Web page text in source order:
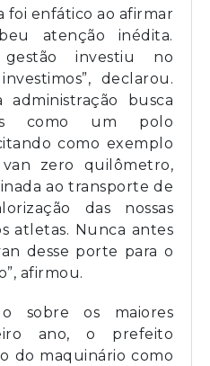
foi enfático ao afirmar
atenção inédita.
investiu no
declarou.
busca
como um polo
como exemplo
zero quilômetro,
ao transporte de
das nossas
atletas. Nunca antes
desse porte para o
afirmou.
sobre os maiores
ano, o prefeito
do maquinário como